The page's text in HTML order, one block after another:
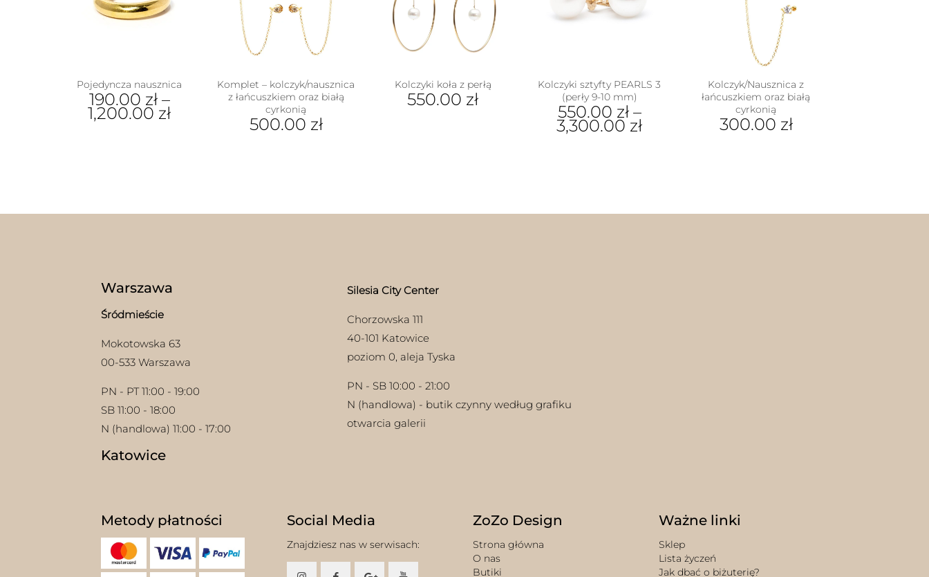
Pojedyncza nausznica
190.00 zł–
1,200.00 zł
można
Komplet – kolczyk/nausznica
z łańcuszkiem oraz białą
cyrkonią
500.00 zł
Kolczyki koła z perłą
550.00 zł
Kolczyki sztyfty PEARLS 3
(perły 9-10 mm)
550.00 zł–
3,300.00 zł
Opcje
Kolczyk/Nausznica z
łańcuszkiem oraz białą
cyrkonią
300.00 zł
Warszawa
Śródmieście
Mokotowska 63
00-533 Warszawa
PN - PT 11:00 - 19:00
SB 11:00 - 18:00
N (handlowa) 11:00 - 17:00
Katowice
Silesia City Center
Chorzowska 111
40-101 Katowice
poziom 0, aleja Tyska
PN - SB 10:00 - 21:00
N (handlowa) - butik czynny według grafiku
otwarcia galerii
Metody płatności Social Media
Znajdziesz nas w serwisach:
ZoZo Design
Strona główna
O nas
Butiki
Ważne linki
Sklep
Lista życzeń
Jak dbać o biżuterię?